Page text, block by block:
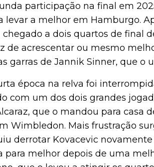
participação na final em
levar a melhor em Hamburgo.
a dois quartos de final
de acrescentar ou mesmo
garras de Jannik Sinner, que o
época na relva foi
com um dos dois grandes
que o mandou para casa
Wimbledon. Mais frustração
derrotar Kovacevic
para melhor depois de uma